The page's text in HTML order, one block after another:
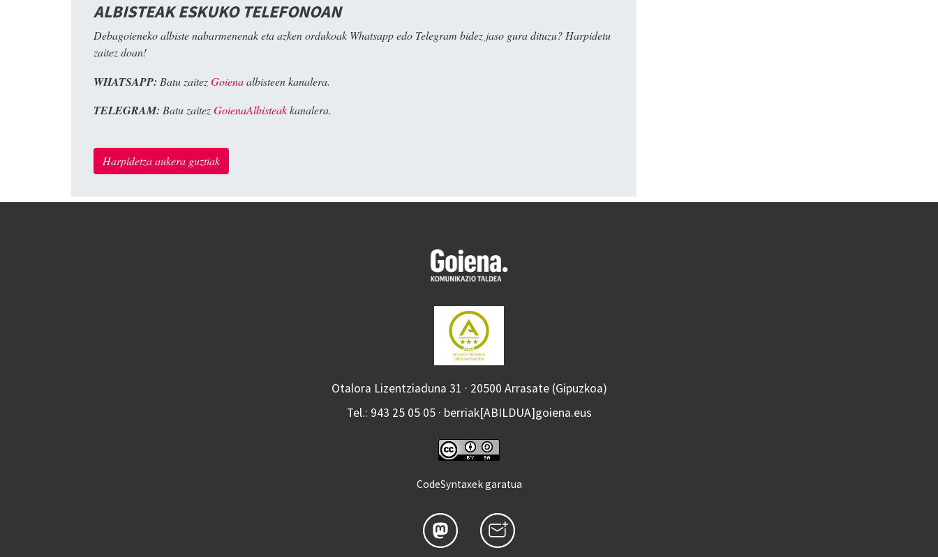
ALBISTEAK ESKUKO TELEFONOAN
Debagoieneko albiste nabarmenenak eta azken ordukoak Whatsapp edo Telegram bidez jaso gura dituzu? Harpidetu
zaitez doan!
WHATSAPP: Batu zaitezGoienaalbisteen kanalera.
TELEGRAM: Batu zaitezGoienaAlbisteakkanalera.
Harpidetza aukera guztiak
Otalora Lizentziaduna 31 · 20500 Arrasate (Gipuzkoa)
Tel.: 943 25 05 05 · berriak[ABILDUA]goiena.eus
CodeSyntaxek garatua